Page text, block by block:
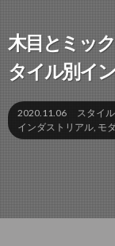
木目とミッ
タイル別イ
2020.11.06
スタイル
インダストリアル, モ